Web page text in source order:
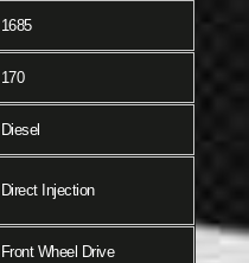
1685
170
Diesel
Direct Injection
Front Wheel Drive